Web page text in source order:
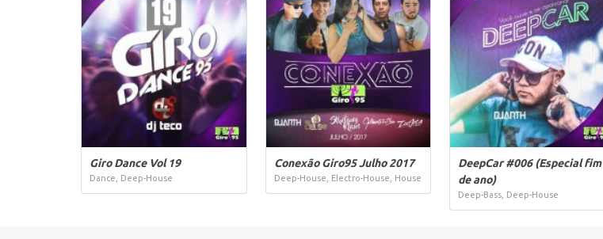
Giro Dance Vol 19
Dance, Deep-House
Conexão Giro95 Julho 2017
Deep-House, Electro-House, House
DeepCar #006 (Especial fim
de ano)
Deep-Bass, Deep-House